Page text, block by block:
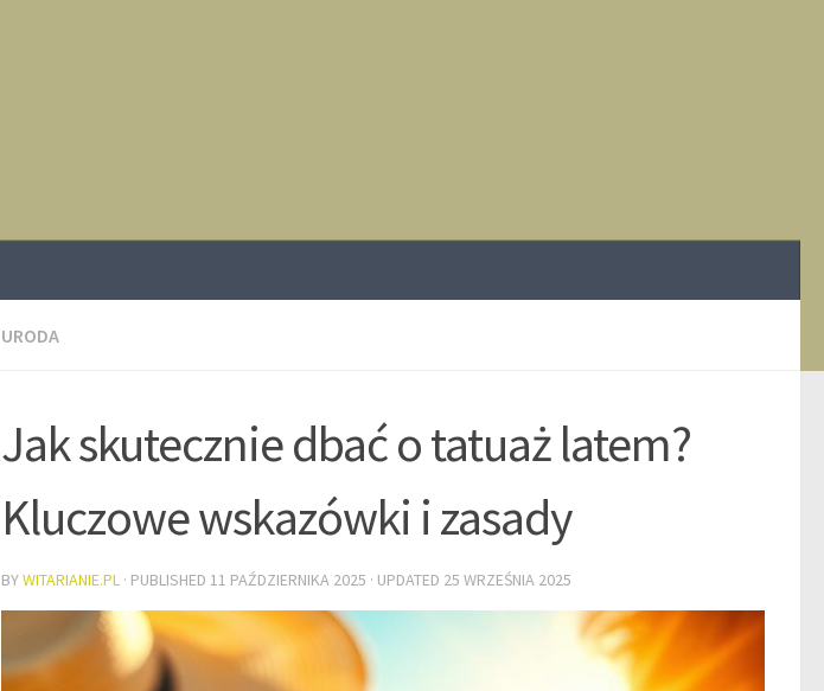
URODA
Jak skutecznie dbać o tatuaż latem?
Kluczowe wskazówki i zasady
BYWITARIANIE.PL · PUBLISHED 11 PAŹDZIERNIKA 2025 · UPDATED 25 WRZEŚNIA 2025